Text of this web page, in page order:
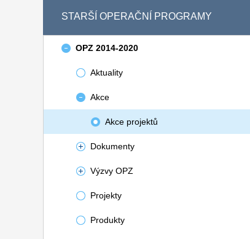
STARŠÍ OPERAČNÍ PROGRAMY
OPZ 2014-2020
Aktuality
Akce
Akce projektů
Dokumenty
Výzvy OPZ
Projekty
Produkty